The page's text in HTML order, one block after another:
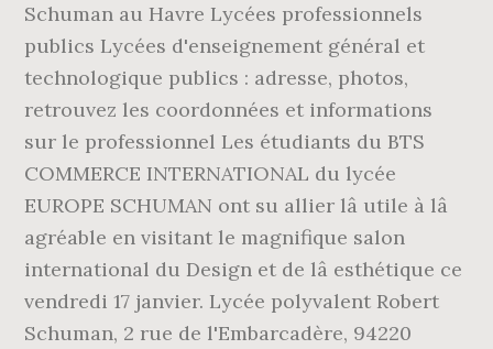
Schuman au Havre Lycées professionnels
publics Lycées d'enseignement général et
technologique publics : adresse, photos,
retrouvez les coordonnées et informations
sur le professionnel Les étudiants du BTS
COMMERCE INTERNATIONAL du lycée
EUROPE SCHUMAN ont su allier lâ utile à lâ
agréable en visitant le magnifique salon
international du Design et de lâ esthétique ce
vendredi 17 janvier. Lycée polyvalent Robert
Schuman, 2 rue de l'Embarcadère, 94220